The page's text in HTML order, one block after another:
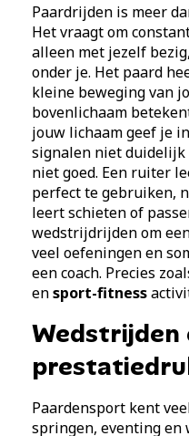
Paardrijden is meer
Het vraagt om
alleen met jezelf
onder je. Het paard
kleine beweging van
bovenlichaam
jouw lichaam geef je
signalen niet
niet goed. Een ruiter
perfect te gebruiken,
leert schieten of
wedstrijdrijden om
veel oefeningen en
een coach. Precies
ensport-fitness
Wedstrijden
Paardensport kent
springen, eventing en